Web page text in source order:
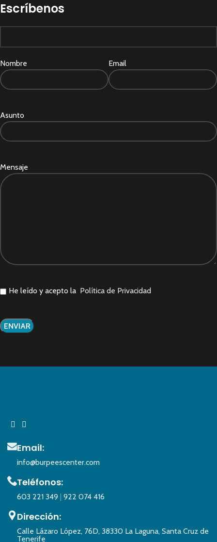
Escríbenos
Nombre Email
Asunto
Mensaje
He leído y acepto la Política de Privacidad
Email:
info@burpeescenter.com
Teléfonos:
603 221 349 | 922 074 416
Dirección:
Calle Lázaro López, 76D, 38330 La Laguna, Santa Cruz de
Tenerife